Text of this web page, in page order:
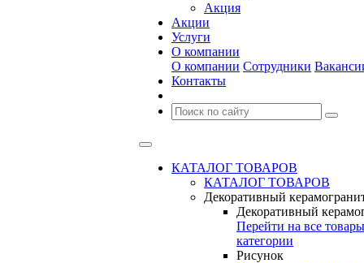
Акция
Акции
Услуги
О компании
О компании Сотрудники
Контакты
КАТАЛОГ ТОВАРОВ
КАТАЛОГ ТОВАРОВ
Декоративный
Декоративный
Перейти на все товары
категории
Рисунок